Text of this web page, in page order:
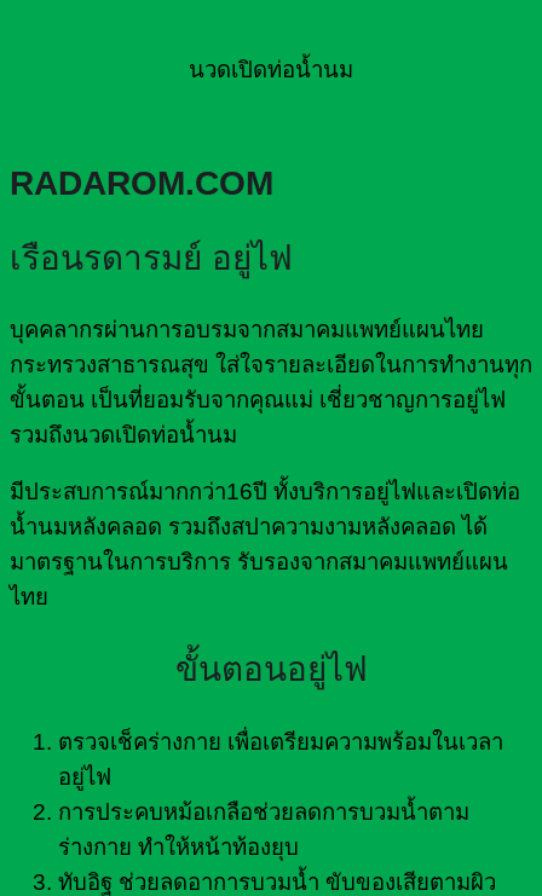
นวดเปิดท่อน้ำนม
RADAROM.COM
เรือนรดารมย์ อยู่ไฟ
บุคคลากรผ่านการอบรมจากสมาคมแพทย์แผนไทย
กระทรวงสาธารณสุข ใส่ใจรายละเอียดในการทำงานทุก
ขั้นตอน เป็นที่ยอมรับจากคุณแม่ เชี่ยวชาญการอยู่ไฟ
รวมถึงนวดเปิดท่อน้ำนม
มีประสบการณ์มากกว่า16ปี ทั้งบริการอยู่ไฟและเปิดท่อ
น้ำนมหลังคลอด รวมถึงสปาความงามหลังคลอด ได้
มาตรฐานในการบริการ รับรองจากสมาคมแพทย์แผน
ไทย
ขั้นตอนอยู่ไฟ
ตรวจเช็คร่างกาย เพื่อเตรียมความพร้อมในเวลา
อยู่ไฟ
การประคบหม้อเกลือช่วยลดการบวมน้ำตาม
ร่างกาย ทำให้หน้าท้องยุบ
ทับอิฐ ช่วยลดอาการบวมน้ำ ขับของเสียตามผิว